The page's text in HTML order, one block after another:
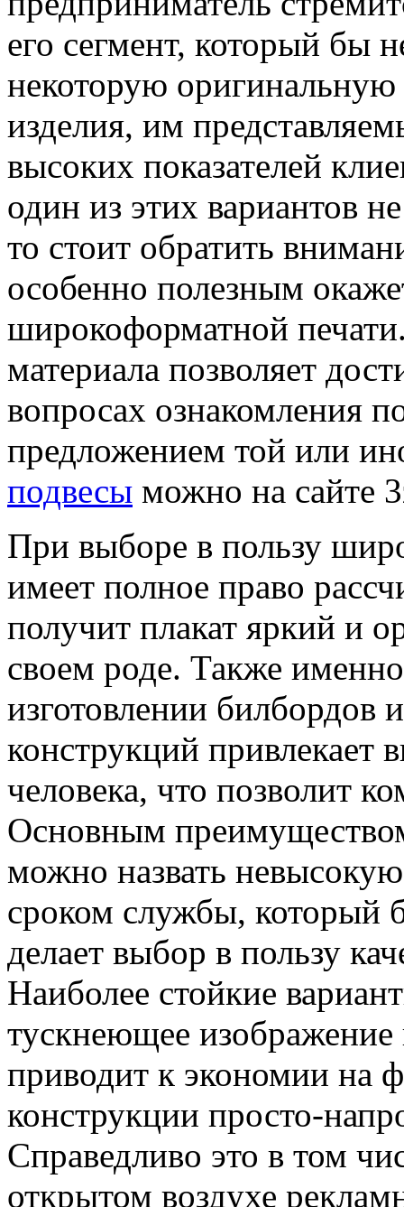
его сегмент, который бы
некоторую
изделия, им
высоких показателей
один из этих вариантов
то стоит обратить
особенно полезным
широкоформатной
материала позволяет
вопросах ознакомления
предложением той или
подвесы можно на сайте
При выборе в пользу
имеет полное право
получит плакат яркий и
своем роде. Также
изготовлении билбордов
конструкций
человека, что позволит
Основным
можно назвать
сроком службы, который
делает выбор в пользу
Наиболее стойкие
тускнеющее изображение
приводит к экономии на
конструкции просто-
Справедливо это в том
открытом воздухе